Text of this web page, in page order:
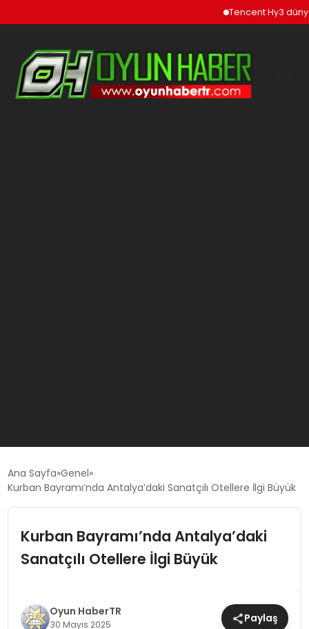
Tencent Hy3 dünya
GÜNCEL
OYUN HABERLERI
Ana Sayfa Genel
Kurban Bayramı’nda Antalya’daki Sanatçılı Otellere İlgi Büyük
Kurban Bayramı’nda Antalya’daki
Sanatçılı Otellere İlgi Büyük
Oyun HaberTR
30 Mayıs 2025 Paylaş